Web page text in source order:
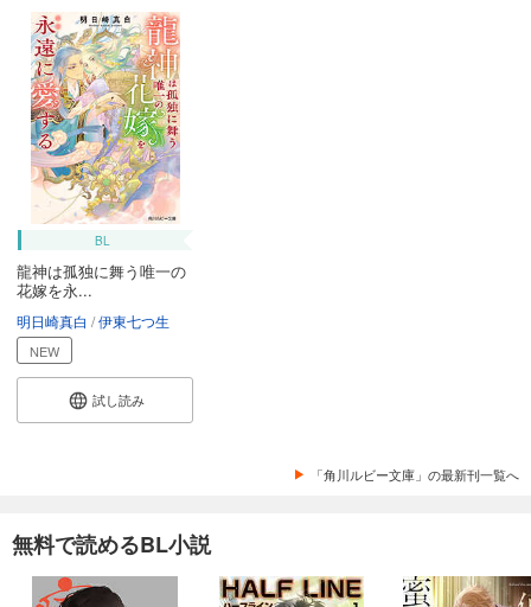
BL
龍神は孤独に舞う唯一の
花嫁を永...
明日崎真白 伊東七つ生
NEW
試し読み
「角川ルビー文庫」の最新刊一覧へ
無料で読めるBL小説